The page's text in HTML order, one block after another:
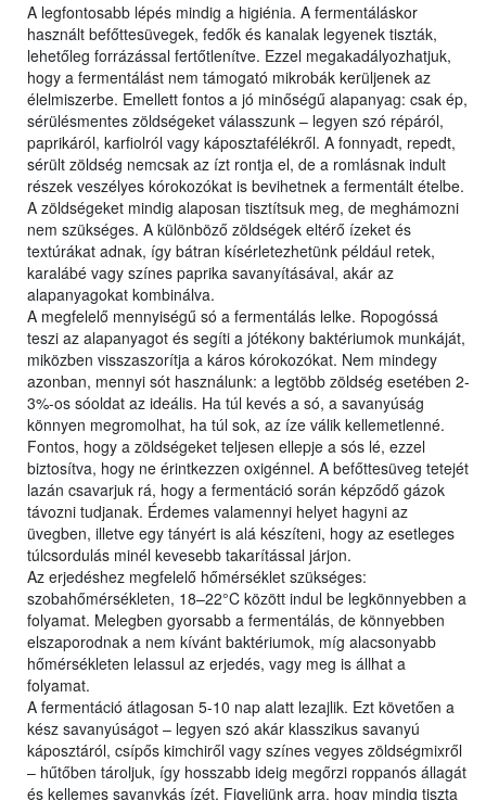
A legfontosabb lépés mindig a higiénia. A fermentáláskor
használt befőttesüvegek, fedők és kanalak legyenek tiszták,
lehetőleg forrázással fertőtlenítve. Ezzel megakadályozhatjuk,
hogy a fermentálást nem támogató mikrobák kerüljenek az
élelmiszerbe. Emellett fontos a jó minőségű alapanyag: csak ép,
sérülésmentes zöldségeket válasszunk – legyen szó répáról,
paprikáról, karfiolról vagy káposztafélékről. A fonnyadt, repedt,
sérült zöldség nemcsak az ízt rontja el, de a romlásnak indult
részek veszélyes kórokozókat is bevihetnek a fermentált ételbe.
A zöldségeket mindig alaposan tisztítsuk meg, de meghámozni
nem szükséges. A különböző zöldségek eltérő ízeket és
textúrákat adnak, így bátran kísérletezhetünk például retek,
karalábé vagy színes paprika savanyításával, akár az
alapanyagokat kombinálva.
A megfelelő mennyiségű só a fermentálás lelke. Ropogóssá
teszi az alapanyagot és segíti a jótékony baktériumok munkáját,
miközben visszaszorítja a káros kórokozókat. Nem mindegy
azonban, mennyi sót használunk: a legtöbb zöldség esetében 2-
3%-os sóoldat az ideális. Ha túl kevés a só, a savanyúság
könnyen megromolhat, ha túl sok, az íze válik kellemetlenné.
Fontos, hogy a zöldségeket teljesen ellepje a sós lé, ezzel
biztosítva, hogy ne érintkezzen oxigénnel. A befőttesüveg tetejét
lazán csavarjuk rá, hogy a fermentáció során képződő gázok
távozni tudjanak. Érdemes valamennyi helyet hagyni az
üvegben, illetve egy tányért is alá készíteni, hogy az esetleges
túlcsordulás minél kevesebb takarítással járjon.
Az erjedéshez megfelelő hőmérséklet szükséges:
szobahőmérsékleten, 18–22°C között indul be legkönnyebben a
folyamat. Melegben gyorsabb a fermentálás, de könnyebben
elszaporodnak a nem kívánt baktériumok, míg alacsonyabb
hőmérsékleten lelassul az erjedés, vagy meg is állhat a
folyamat.
A fermentáció átlagosan 5-10 nap alatt lezajlik. Ezt követően a
kész savanyúságot – legyen szó akár klasszikus savanyú
káposztáról, csípős kimchiről vagy színes vegyes zöldségmixről
– hűtőben tároljuk, így hosszabb ideig megőrzi roppanós állagát
és kellemes savanykás ízét. Figyeljünk arra, hogy mindig tiszta